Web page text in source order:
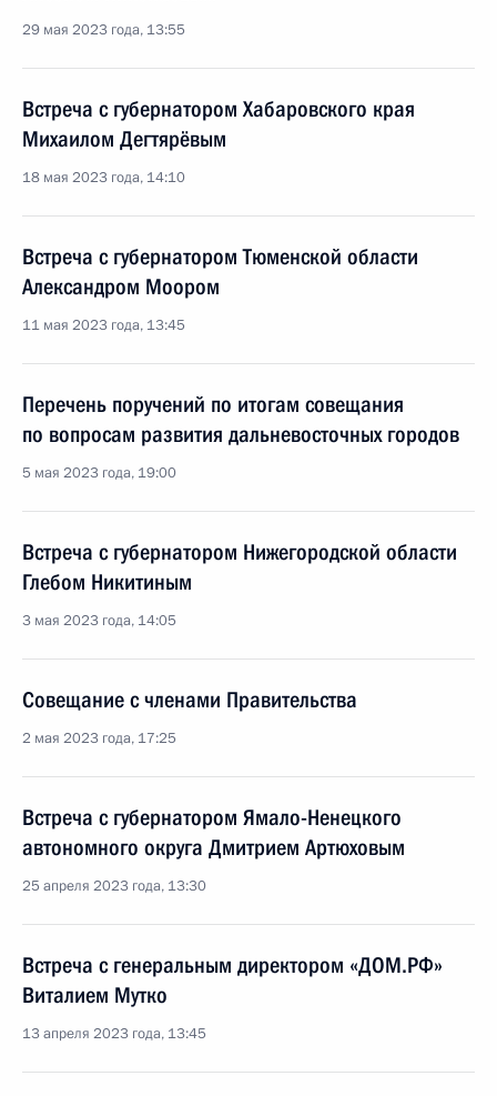
29 мая 2023 года, 13:55
Встреча с губернатором Хабаровского края
Михаилом Дегтярёвым
18 мая 2023 года, 14:10
Встреча с губернатором Тюменской области
Александром Моором
11 мая 2023 года, 13:45
Перечень поручений по итогам совещания
по вопросам развития дальневосточных городов
5 мая 2023 года, 19:00
Встреча с губернатором Нижегородской области
Глебом Никитиным
3 мая 2023 года, 14:05
Совещание с членами Правительства
2 мая 2023 года, 17:25
Встреча с губернатором Ямало-Ненецкого
автономного округа Дмитрием Артюховым
25 апреля 2023 года, 13:30
Встреча с генеральным директором «ДОМ.РФ»
Виталием Мутко
13 апреля 2023 года, 13:45